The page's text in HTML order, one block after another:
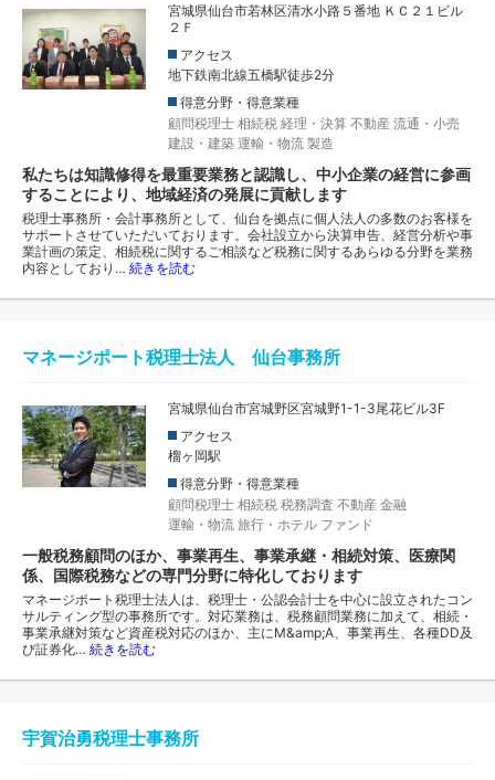
宮城県仙台市若林区清水小路５番地 ＫＣ２１ビル
２Ｆ
アクセス
地下鉄南北線五橋駅徒歩2分
得意分野・得意業種
顧問税理士 相続税 経理・決算 不動産 流通・小売
建設・建築 運輸・物流 製造
私たちは知識修得を最重要業務と認識し、中小企業の経営に参画
することにより、地域経済の発展に貢献します
税理士事務所・会計事務所として、仙台を拠点に個人法人の多数のお客様を
サポートさせていただいております。会社設立から決算申告、経営分析や事
業計画の策定、相続税に関するご相談など税務に関するあらゆる分野を業務
内容としており… 続きを読む
マネージポート税理士法人 仙台事務所
宮城県仙台市宮城野区宮城野1-1-3尾花ビル3F
アクセス
榴ヶ岡駅
得意分野・得意業種
顧問税理士 相続税 税務調査 不動産 金融
運輸・物流 旅行・ホテル ファンド
一般税務顧問のほか、事業再生、事業承継・相続対策、医療関
係、国際税務などの専門分野に特化しております
マネージポート税理士法人は、税理士・公認会計士を中心に設立されたコン
サルティング型の事務所です。対応業務は、税務顧問業務に加えて、相続・
事業承継対策など資産税対応のほか、主にM&amp;A、事業再生、各種DD及
び証券化… 続きを読む
宇賀治勇税理士事務所